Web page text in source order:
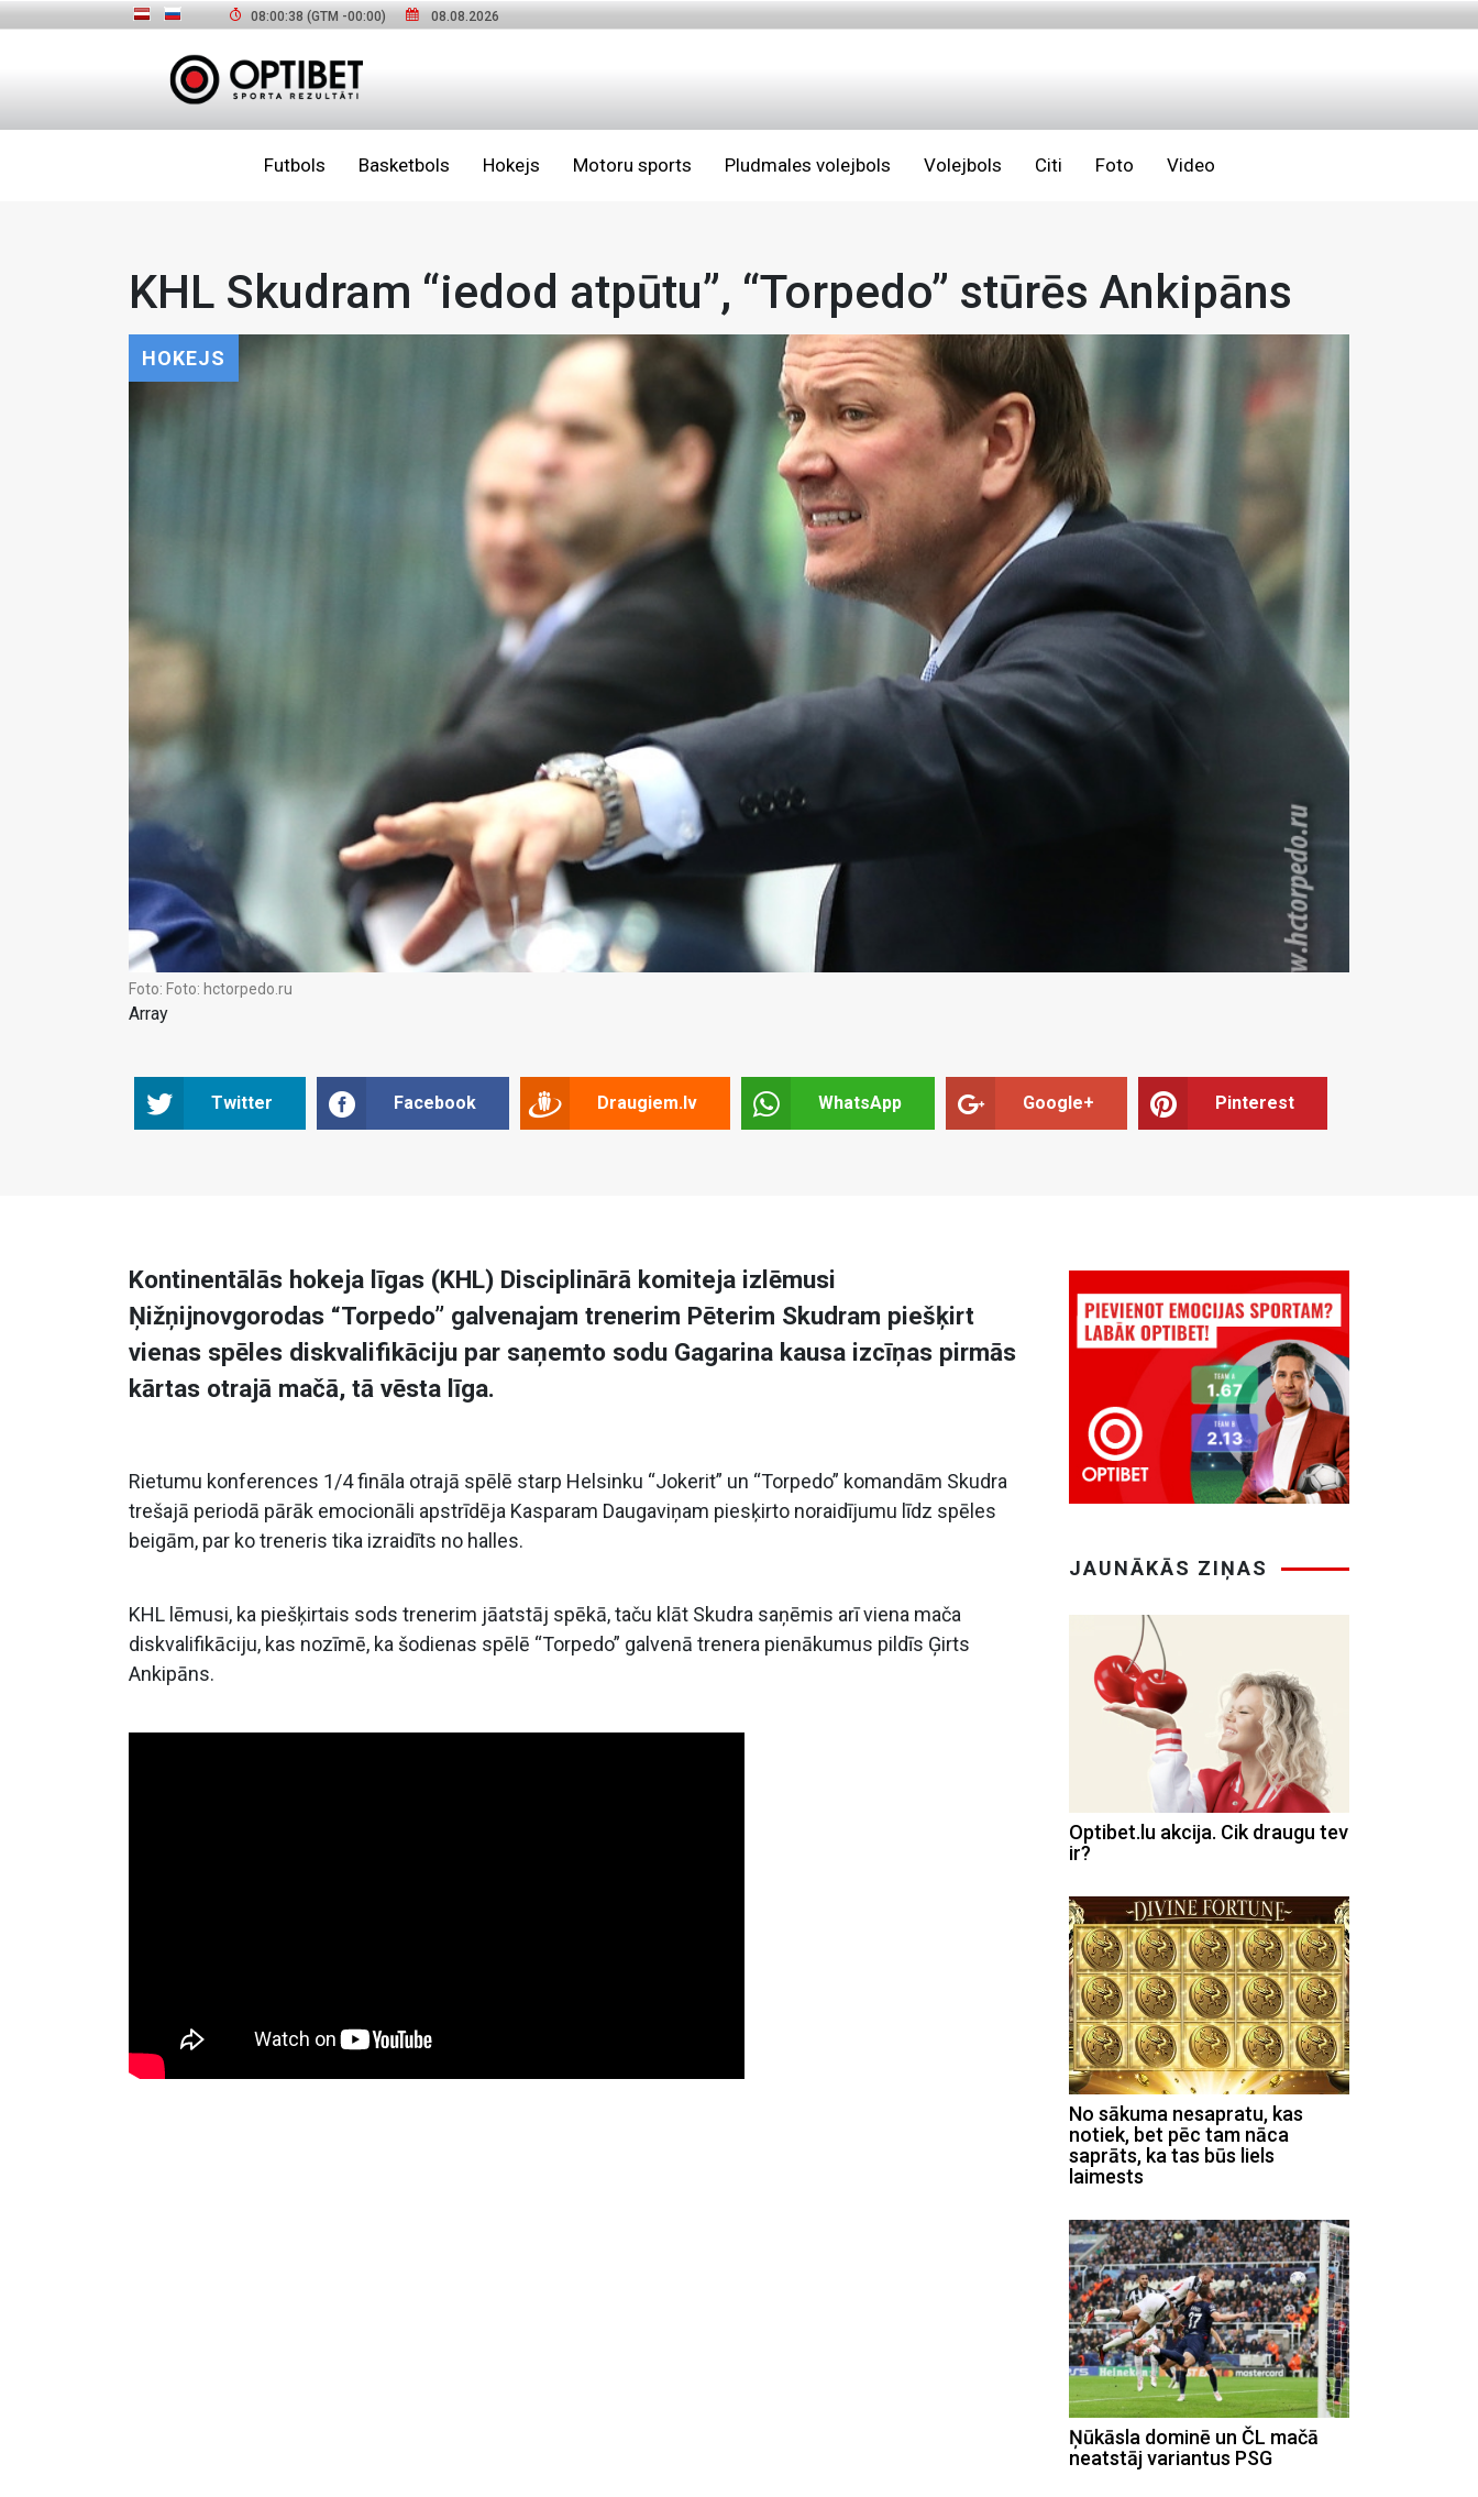
08:00:40 (GTM -00:00) 08.08.2026
Futbols Basketbols Hokejs Motoru sports Pludmales volejbols Volejbols Citi Foto Video
KHL Skudram “iedod atpūtu”, “Torpedo” stūrēs Ankipāns
HOKEJS
Foto: Foto: hctorpedo.ru
Array
Twitter Facebook Draugiem.lv WhatsApp Google+ Pinterest
Kontinentālās hokeja līgas (KHL) Disciplinārā komiteja izlēmusi
Ņižņijnovgorodas “Torpedo” galvenajam trenerim Pēterim Skudram piešķirt
vienas spēles diskvalifikāciju par saņemto sodu Gagarina kausa izcīņas pirmās
kārtas otrajā mačā, tā vēsta līga.
Rietumu konferences 1/4 fināla otrajā spēlē starp Helsinku “Jokerit” un “Torpedo” komandām Skudra
trešajā periodā pārāk emocionāli apstrīdēja Kasparam Daugaviņam piesķirto noraidījumu līdz spēles
beigām, par ko treneris tika izraidīts no halles.
KHL lēmusi, ka piešķirtais sods trenerim jāatstāj spēkā, taču klāt Skudra saņēmis arī viena mača
diskvalifikāciju, kas nozīmē, ka šodienas spēlē “Torpedo” galvenā trenera pienākumus pildīs Ģirts
Ankipāns.
JAUNĀKĀS ZIŅAS
Optibet.lu akcija. Cik draugu tev
ir?
No sākuma nesapratu, kas
notiek, bet pēc tam nāca
saprāts, ka tas būs liels
laimests
Ņūkāsla dominē un ČL mačā
neatstāj variantus PSG